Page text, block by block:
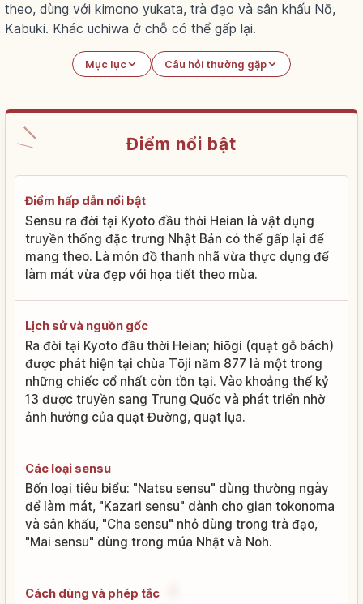
theo, dùng với kimono yukata, trà đạo và sân khấu Nō,
Kabuki. Khác uchiwa ở chỗ có thể gấp lại.
Mục lục Câu hỏi thường gặp
Điểm nổi bật
Điểm hấp dẫn nổi bật
Sensu ra đời tại Kyoto đầu thời Heian là vật dụng
truyền thống đặc trưng Nhật Bản có thể gấp lại để
mang theo. Là món đồ thanh nhã vừa thực dụng để
làm mát vừa đẹp với họa tiết theo mùa.
Lịch sử và nguồn gốc
Ra đời tại Kyoto đầu thời Heian; hiōgi (quạt gỗ bách)
được phát hiện tại chùa Tōji năm 877 là một trong
những chiếc cổ nhất còn tồn tại. Vào khoảng thế kỷ
13 được truyền sang Trung Quốc và phát triển nhờ
ảnh hưởng của quạt Đường, quạt lụa.
Các loại sensu
Bốn loại tiêu biểu: "Natsu sensu" dùng thường ngày
để làm mát, "Kazari sensu" dành cho gian tokonoma
và sân khấu, "Cha sensu" nhỏ dùng trong trà đạo,
"Mai sensu" dùng trong múa Nhật và Noh.
Cách dùng và phép tắc